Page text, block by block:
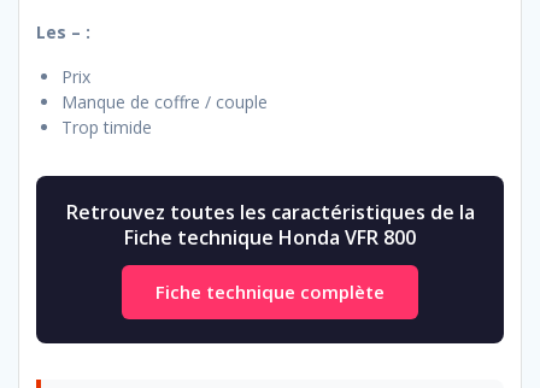
Les – :
Prix
Manque de coffre / couple
Trop timide
Retrouvez toutes les caractéristiques de la
Fiche technique Honda VFR 800
Fiche technique complète